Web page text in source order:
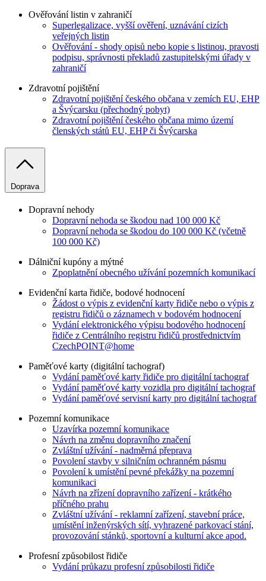
Ověřování listin v zahraničí
Superlegalizace, vyšší ověření, uznávání cizích
veřejných listin
Ověřování - shody opisů nebo kopie s listinou, pravosti
podpisu, správnosti překladů zastupitelskými úřady v
zahraničí
Zdravotní pojištění
Zdravotní pojištění českého občana v zemích EU, EHP
a Švýcarsku (přechodný pobyt)
Zdravotní pojištění českého občana mimo území
členských států EU, EHP či Švýcarska
Doprava
Dopravní nehody
Dopravní nehoda se škodou nad 100 000 Kč
Dopravní nehoda se škodou do 100 000 Kč (včetně
100 000 Kč)
Dálniční kupóny a mýtné
Zpoplatnění obecného užívání pozemních komunikací
Evidenční karta řidiče, bodové hodnocení
Žádost o výpis z evidenční karty řidiče nebo o výpis z
registru řidičů o záznamech v bodovém hodnocení
Vydání elektronického výpisu bodového hodnocení
řidiče z Centrálního registru řidičů prostřednictvím
CzechPOINT@home
Paměťové karty (digitální tachograf)
Vydání paměťové karty řidiče pro digitální tachograf
Vydání paměťové karty vozidla pro digitální tachograf
Vydání paměťové servisní karty pro digitální tachograf
Pozemní komunikace
Uzavírka pozemní komunikace
Návrh na změnu dopravního značení
Zvláštní užívání - nadměrná přeprava
Povolení stavby v silničním ochranném pásmu
Povolení k umístění pevné překážky na pozemní
komunikaci
Návrh na zřízení dopravního zařízení - krátkého
příčného prahu
Zvláštní užívání - reklamní zařízení, stavební práce,
umístění inženýrských sítí, vyhrazené parkovací stání,
provozování stánků, sportovní a kulturní akce apod.
Profesní způsobilost řidiče
Vydání průkazu profesní způsobilosti řidiče